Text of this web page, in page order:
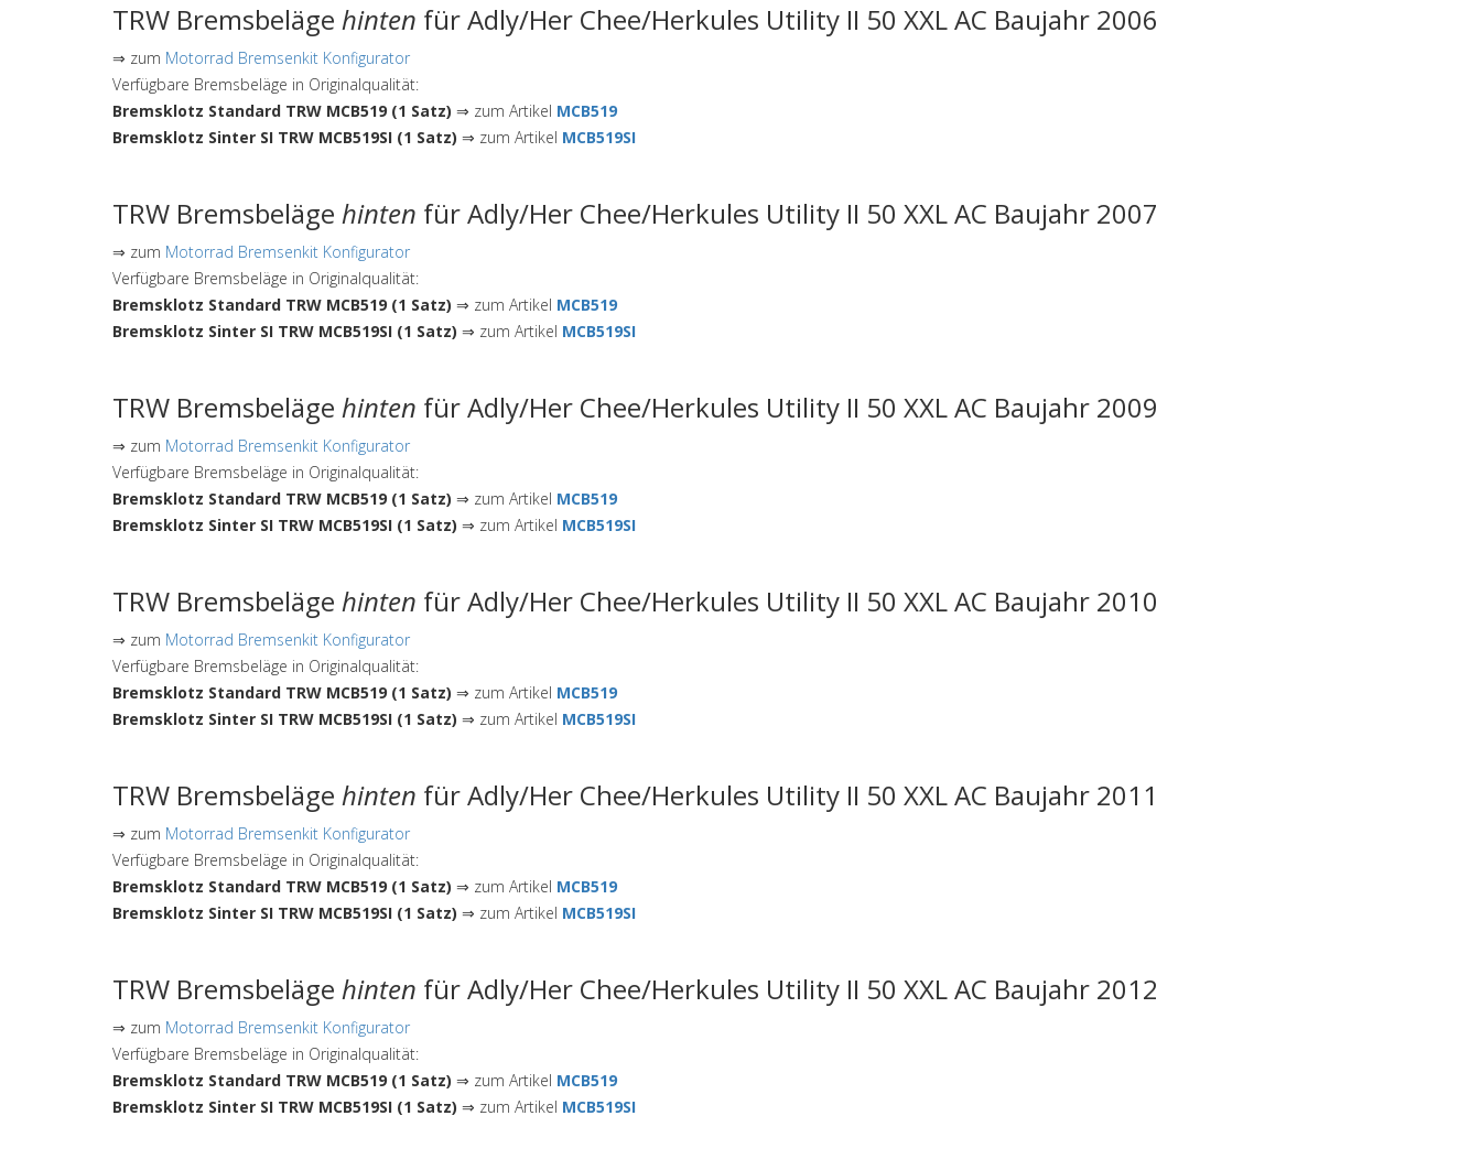
TRW Bremsbeläge hinten für Adly/Her Chee/Herkules Utility II 50 XXL AC Baujahr 2006
⇒ zum Motorrad Bremsenkit Konfigurator
Verfügbare Bremsbeläge in Originalqualität:
Bremsklotz Standard TRW MCB519 (1 Satz) ⇒ zum Artikel MCB519
Bremsklotz Sinter SI TRW MCB519SI (1 Satz) ⇒ zum Artikel MCB519SI
TRW Bremsbeläge hinten für Adly/Her Chee/Herkules Utility II 50 XXL AC Baujahr 2007
⇒ zum Motorrad Bremsenkit Konfigurator
Verfügbare Bremsbeläge in Originalqualität:
Bremsklotz Standard TRW MCB519 (1 Satz) ⇒ zum Artikel MCB519
Bremsklotz Sinter SI TRW MCB519SI (1 Satz) ⇒ zum Artikel MCB519SI
TRW Bremsbeläge hinten für Adly/Her Chee/Herkules Utility II 50 XXL AC Baujahr 2009
⇒ zum Motorrad Bremsenkit Konfigurator
Verfügbare Bremsbeläge in Originalqualität:
Bremsklotz Standard TRW MCB519 (1 Satz) ⇒ zum Artikel MCB519
Bremsklotz Sinter SI TRW MCB519SI (1 Satz) ⇒ zum Artikel MCB519SI
TRW Bremsbeläge hinten für Adly/Her Chee/Herkules Utility II 50 XXL AC Baujahr 2010
⇒ zum Motorrad Bremsenkit Konfigurator
Verfügbare Bremsbeläge in Originalqualität:
Bremsklotz Standard TRW MCB519 (1 Satz) ⇒ zum Artikel MCB519
Bremsklotz Sinter SI TRW MCB519SI (1 Satz) ⇒ zum Artikel MCB519SI
TRW Bremsbeläge hinten für Adly/Her Chee/Herkules Utility II 50 XXL AC Baujahr 2011
⇒ zum Motorrad Bremsenkit Konfigurator
Verfügbare Bremsbeläge in Originalqualität:
Bremsklotz Standard TRW MCB519 (1 Satz) ⇒ zum Artikel MCB519
Bremsklotz Sinter SI TRW MCB519SI (1 Satz) ⇒ zum Artikel MCB519SI
TRW Bremsbeläge hinten für Adly/Her Chee/Herkules Utility II 50 XXL AC Baujahr 2012
⇒ zum Motorrad Bremsenkit Konfigurator
Verfügbare Bremsbeläge in Originalqualität:
Bremsklotz Standard TRW MCB519 (1 Satz) ⇒ zum Artikel MCB519
Bremsklotz Sinter SI TRW MCB519SI (1 Satz) ⇒ zum Artikel MCB519SI